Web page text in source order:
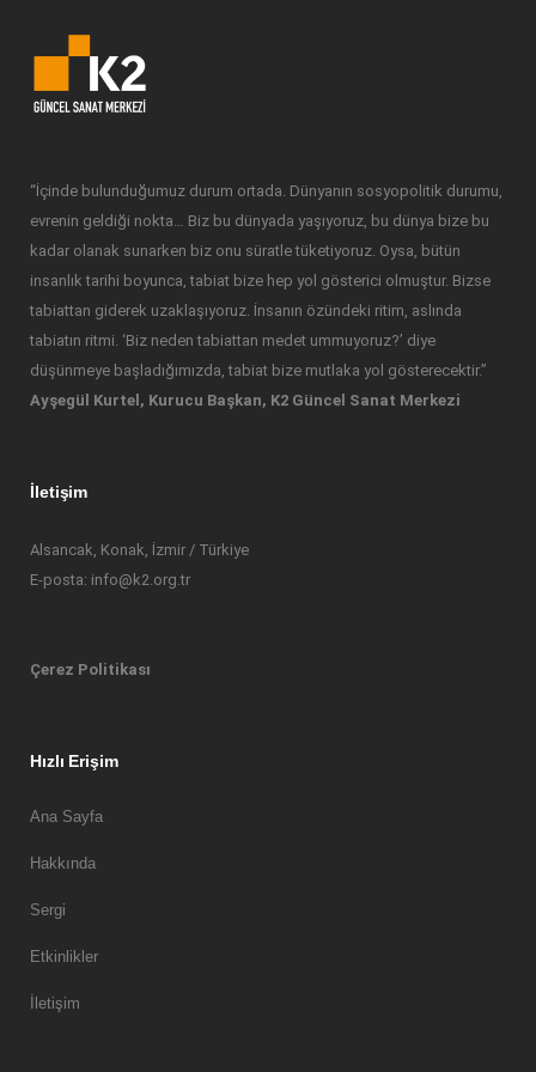
“İçinde bulunduğumuz durum ortada. Dünyanın sosyopolitik durumu,
evrenin geldiği nokta… Biz bu dünyada yaşıyoruz, bu dünya bize bu
kadar olanak sunarken biz onu süratle tüketiyoruz. Oysa, bütün
insanlık tarihi boyunca, tabiat bize hep yol gösterici olmuştur. Bizse
tabiattan giderek uzaklaşıyoruz. İnsanın özündeki ritim, aslında
tabiatın ritmi. ‘Biz neden tabiattan medet ummuyoruz?’ diye
düşünmeye başladığımızda, tabiat bize mutlaka yol gösterecektir.”
Ayşegül Kurtel, Kurucu Başkan, K2 Güncel Sanat Merkezi
İletişim
Alsancak, Konak, İzmir / Türkiye
E-posta: info@k2.org.tr
Çerez Politikası
Hızlı Erişim
Ana Sayfa
Hakkında
Sergi
Etkinlikler
İletişim